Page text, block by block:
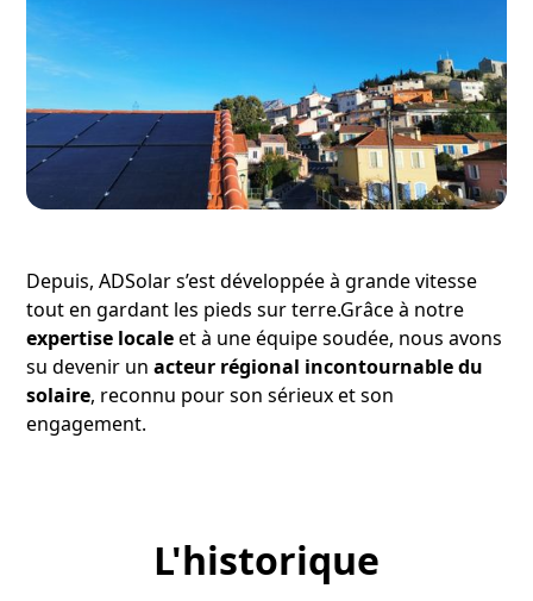
Depuis, ADSolar s’est développée à grande vitesse
tout en gardant les pieds sur terre.Grâce à notre
expertise localeet à une équipe soudée, nous avons
su devenir unacteur régional incontournable du
solaire, reconnu pour son sérieux et son
engagement.
L'historique